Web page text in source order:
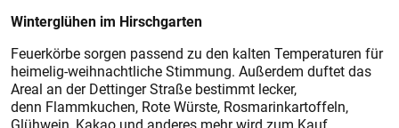
Winterglühen im Hirschgarten
Feuerkörbe sorgen passend zu den kalten Temperaturen für
heimelig-weihnachtliche Stimmung. Außerdem duftet das
Areal an der Dettinger Straße bestimmt lecker,
denn Flammkuchen, Rote Würste, Rosmarinkartoffeln,